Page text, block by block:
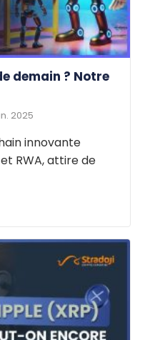
demain ? Notre
2025
innovante
RWA, attire de